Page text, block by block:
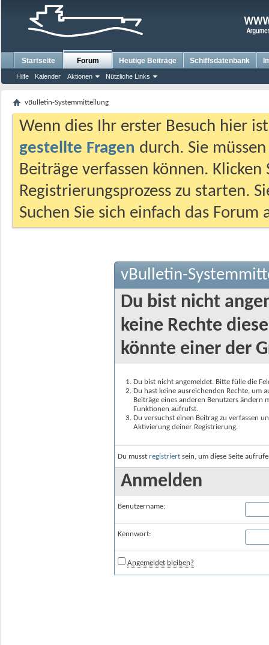
Startseite Forum
Hilfe Kalender Aktionen Nützliche Links
Heutige Beiträge Schiffsdatenbank
vBulletin-Systemmitteilung
Wenn dies Ihr erster Besuch hier
gestellte Fragen durch. Sie
Beiträge verfassen können.
Registrierungsprozess zu starten.
Suchen Sie sich einfach das
vBulletin-
Du bist nicht
keine Rechte
könnte einer der
Du bist nicht angemeldet. Bitte fülle die
Du hast keine ausreichenden Rechte, um
Beiträge eines anderen Benutzers
Funktionen aufrufst.
Du versuchst einen Beitrag zu verfassen
Aktivierung deiner Registrierung.
Du musst registriert sein, um diese Seite
Anmelden
Benutzername:
Kennwort:
Angemeldet bleiben?